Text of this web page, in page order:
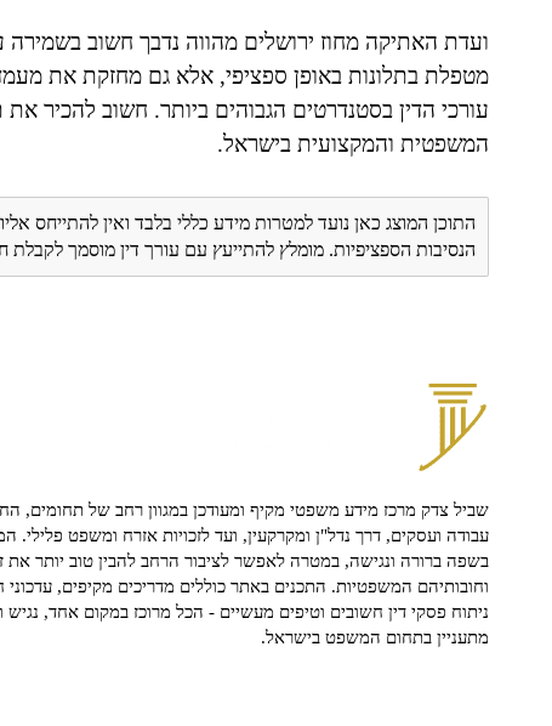
ועדת האתיקה מחוז ירושלים מהווה נדבך חשוב
מטפלת בתלונות באופן ספציפי, אלא גם מחזקת את
עורכי הדין בסטנדרטים הגבוהים ביותר. חשוב
המשפטית והמקצועית בישראל.
התוכן המוצג כאן נועד למטרות מידע כללי בלבד ואין להתייחס
הנסיבות הספציפיות. מומלץ להתייעץ עם עורך דין מוסמך
שביל צדק מרכז מידע משפטי מקיף ומעודכן במגוון רחב של תחומים,
עבודה ועסקים, דרך נדל"ן ומקרקעין, ועד לזכויות אזרח ומשפט פלילי.
בשפה ברורה ונגישה, במטרה לאפשר לציבור הרחב להבין טוב יותר את
וחובותיהם המשפטיות. התכנים באתר כוללים מדריכים מקיפים, עדכוני
ניתוח פסקי דין חשובים וטיפים מעשיים - הכל מרוכז במקום אחד, נגיש
מתעניין בתחום המשפט בישראל.